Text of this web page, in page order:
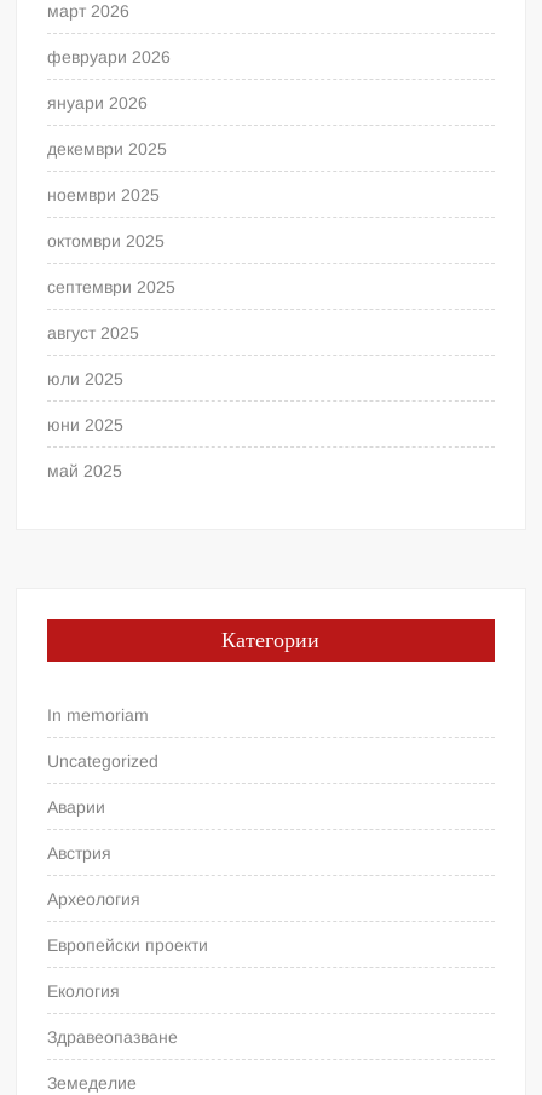
март 2026
февруари 2026
януари 2026
декември 2025
ноември 2025
октомври 2025
септември 2025
август 2025
юли 2025
юни 2025
май 2025
Категории
In memoriam
Uncategorized
Аварии
Австрия
Археология
Европейски проекти
Екология
Здравеопазване
Земеделие